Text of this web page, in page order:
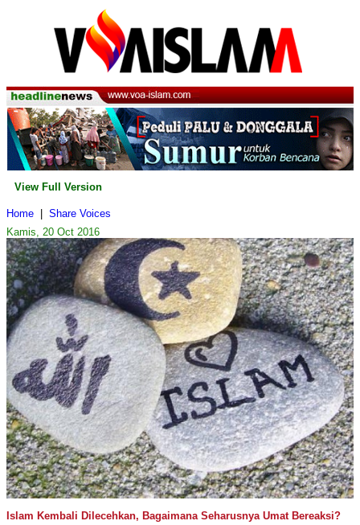
View Full Version
Home
Share Voices
Kamis, 20 Oct 2016
Islam Kembali Dilecehkan, Bagaimana Seharusnya Umat Bereaksi?